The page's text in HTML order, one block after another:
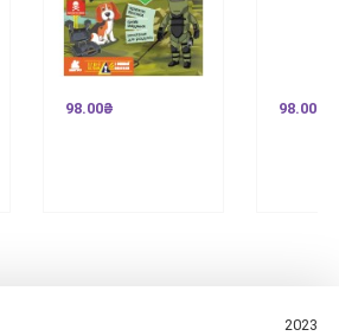
98.00₴ 98.00₴
2023